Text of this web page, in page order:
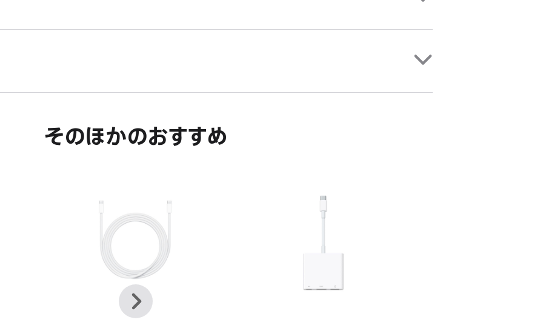
き
そのほかのおすすめ
前
へ
次